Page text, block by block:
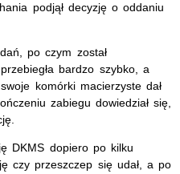
podjął decyzję o oddaniu
po czym został
bardzo szybko, a
komórki macierzyste dał
zabiegu dowiedział się,
DKMS dopiero po kilku
czy przeszczep się udał, a po